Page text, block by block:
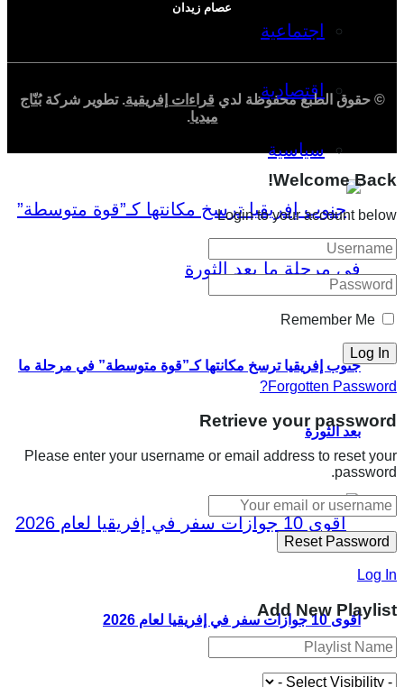
اجتماعية
اقتصادية
سياسية
جنوب إفريقيا ترسخ مكانتها كـ”قوة متوسطة” في مرحلة ما
بعد الثورة
أقوى 10 جوازات سفر في إفريقيا لعام 2026
عصام زيدان
© حقوق الطبع محفوظة لدي قراءات إفريقية. تطوير شركةبُنّاج
ميديا.
Welcome Back!
Login to your account below
Remember Me
Forgotten Password?
Retrieve your password
Please enter your username or email address to reset your
password.
Log In
Add New Playlist